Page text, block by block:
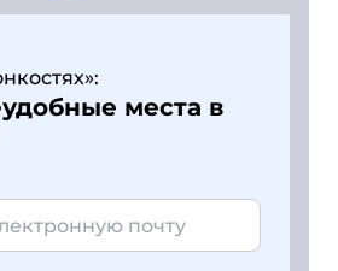
места в